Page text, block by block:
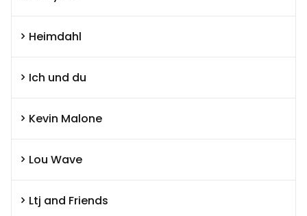
Heimdahl
Ich und du
Kevin Malone
Lou Wave
Ltj and Friends